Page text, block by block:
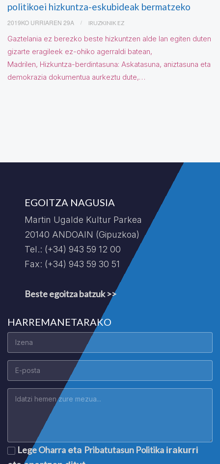
politikoei hizkuntza-eskubideak bermatzeko
2019KO URRIAREN 29A IRUZKINIK EZ
Gaztelania ez berezko beste hizkuntzen alde lan egiten duten
gizarte eragileek ez-ohiko agerraldi batean,
Madrilen, Hizkuntza-berdintasuna: Askatasuna, aniztasuna eta
demokrazia dokumentua aurkeztu dute,…
EGOITZA NAGUSIA
Martin Ugalde Kultur Parkea
20140 ANDOAIN (Gipuzkoa)
Tel.: (+34) 943 59 12 00
Fax: (+34) 943 59 30 51
Beste egoitza batzuk >>
HARREMANETARAKO
Lege Oharra eta Pribatutasun Politika irakurri